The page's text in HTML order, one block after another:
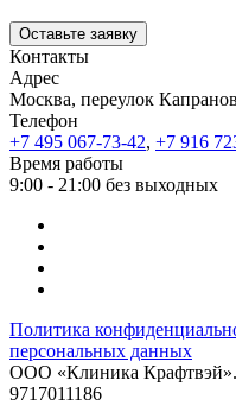
Оставьте заявку
Контакты
Адрес
Москва, переулок
Телефон
+7 495 067-73-42, +7 916
Время работы
9:00 - 21:00 без выходных
Политика
персональных данных
ООО «Клиника
9717011186